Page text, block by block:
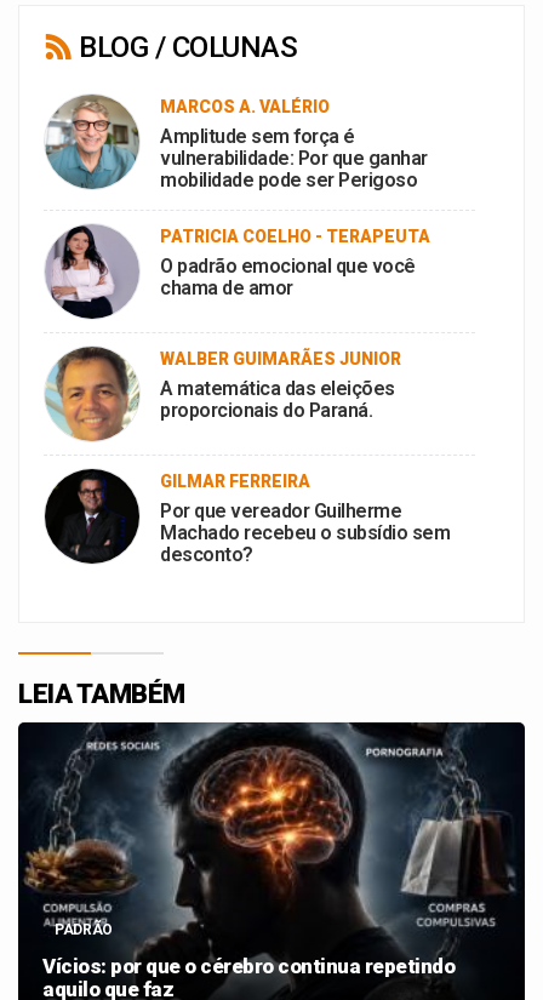
BLOG / COLUNAS
MARCOS A. VALÉRIO
Amplitude sem força é
vulnerabilidade: Por que ganhar
mobilidade pode ser Perigoso
PATRICIA COELHO - TERAPEUTA
O padrão emocional que você
chama de amor
WALBER GUIMARÃES JUNIOR
A matemática das eleições
proporcionais do Paraná.
GILMAR FERREIRA
Por que vereador Guilherme
Machado recebeu o subsídio sem
desconto?
LEIA TAMBÉM
PADRÃO
Vícios: por que o cérebro continua repetindo
aquilo que faz